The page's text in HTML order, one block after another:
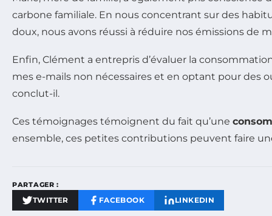
carbone familiale. En nous concentrant sur des
doux, nous avons réussi à réduire nos émissions de
Enfin, Clément a entrepris d’évaluer la
mes e-mails non nécessaires et en optant pour des
conclut-il.
Ces témoignages témoignent du fait qu’une
ensemble, ces petites contributions peuvent faire
PARTAGER :
TWITTER FACEBOOK LINKEDIN